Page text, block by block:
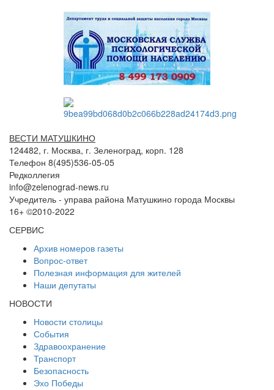
ВЕСТИ МАТУШКИНО
124482, г. Москва, г. Зеленоград, корп. 128
Телефон 8(495)536-05-05
Редколлегия
info@zelenograd-news.ru
Учредитель - управа района Матушкино города Москвы
16+ ©2010-2022
СЕРВИС
Архив номеров газеты
Вопрос-ответ
Полезная информация для жителей
Наши депутаты
НОВОСТИ
Новости столицы
События
Здравоохранение
Транспорт
Безопасность
Эхо Победы